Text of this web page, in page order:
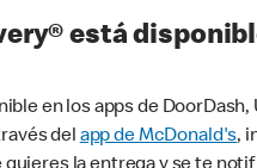
está
en los apps de
del app de McDonald's,